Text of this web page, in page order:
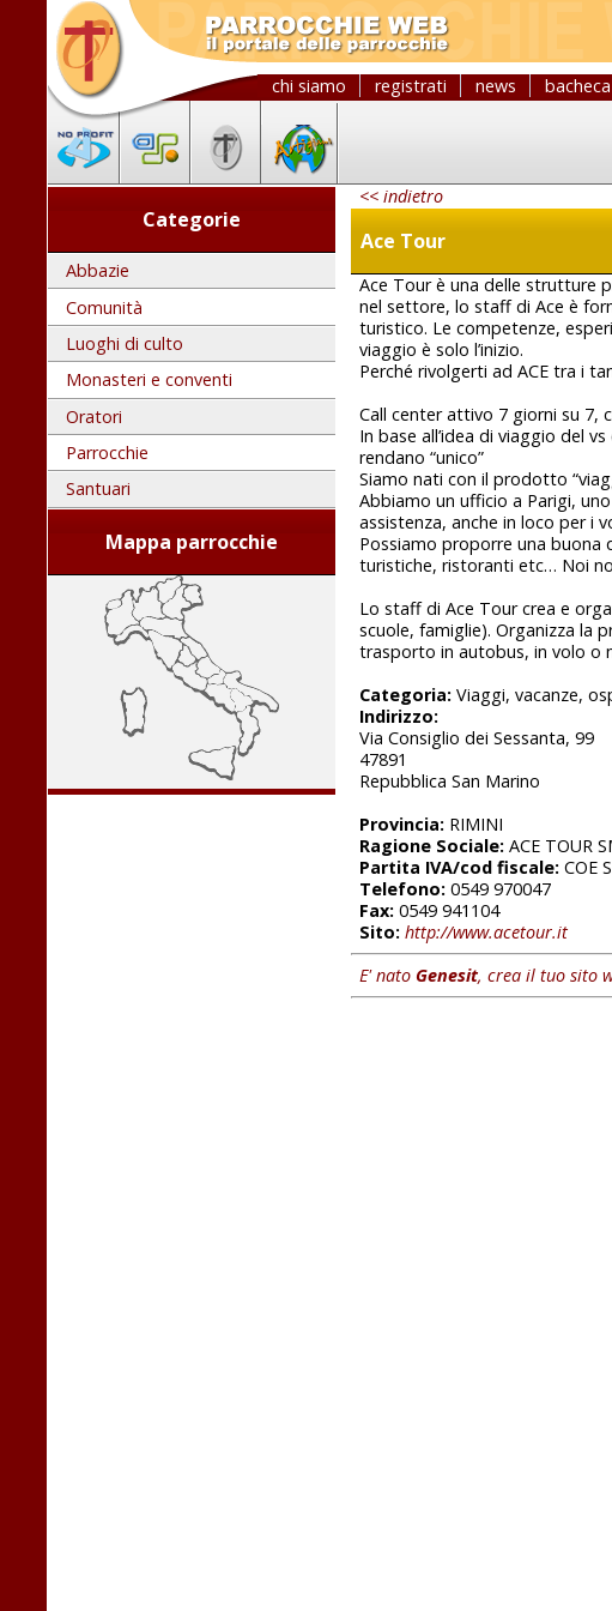
chi siamo registrati news bacheca
Categorie
Abbazie
Comunità
Luoghi di culto
Monasteri e conventi
Oratori
Parrocchie
Santuari
Mappa parrocchie
<< indietro
Ace Tour
Ace Tour è una delle strutture
nel settore, lo staff di Ace è
turistico. Le competenze,
viaggio è solo l’inizio.
Perché rivolgerti ad ACE tra i
Call center attivo 7 giorni su 7,
In base all’idea di viaggio del
rendano “unico”
Siamo nati con il prodotto
Abbiamo un ufficio a Parigi,
assistenza, anche in loco per i
Possiamo proporre una
turistiche, ristoranti etc… Noi
Lo staff di Ace Tour crea e
scuole, famiglie). Organizza la
trasporto in autobus, in volo o
Categoria: Viaggi, vacanze,
Indirizzo:
Via Consiglio dei Sessanta, 99
47891
Repubblica San Marino
Provincia: RIMINI
Ragione Sociale: ACE TOUR
Partita IVA/cod fiscale: COE
Telefono: 0549 970047
Fax: 0549 941104
Sito: http://www.acetour.it
E' nato Genesit, crea il tuo sito